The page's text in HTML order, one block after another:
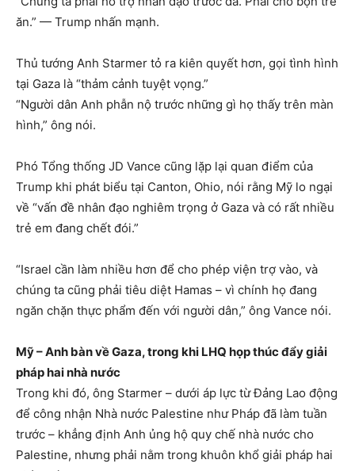
ăn.” — Trump nhấn mạnh.
Thủ tướng Anh Starmer tỏ ra kiên quyết hơn, gọi tình hình
tại Gaza là “thảm cảnh tuyệt vọng.”
“Người dân Anh phẫn nộ trước những gì họ thấy trên màn
hình,” ông nói.
Phó Tổng thống JD Vance cũng lặp lại quan điểm của
Trump khi phát biểu tại Canton, Ohio, nói rằng Mỹ lo ngại
về “vấn đề nhân đạo nghiêm trọng ở Gaza và có rất nhiều
trẻ em đang chết đói.”
“Israel cần làm nhiều hơn để cho phép viện trợ vào, và
chúng ta cũng phải tiêu diệt Hamas – vì chính họ đang
ngăn chặn thực phẩm đến với người dân,” ông Vance nói.
Mỹ – Anh bàn về Gaza, trong khi LHQ họp thúc đẩy giải
pháp hai nhà nước
Trong khi đó, ông Starmer – dưới áp lực từ Đảng Lao động
để công nhận Nhà nước Palestine như Pháp đã làm tuần
trước – khẳng định Anh ủng hộ quy chế nhà nước cho
Palestine, nhưng phải nằm trong khuôn khổ giải pháp hai